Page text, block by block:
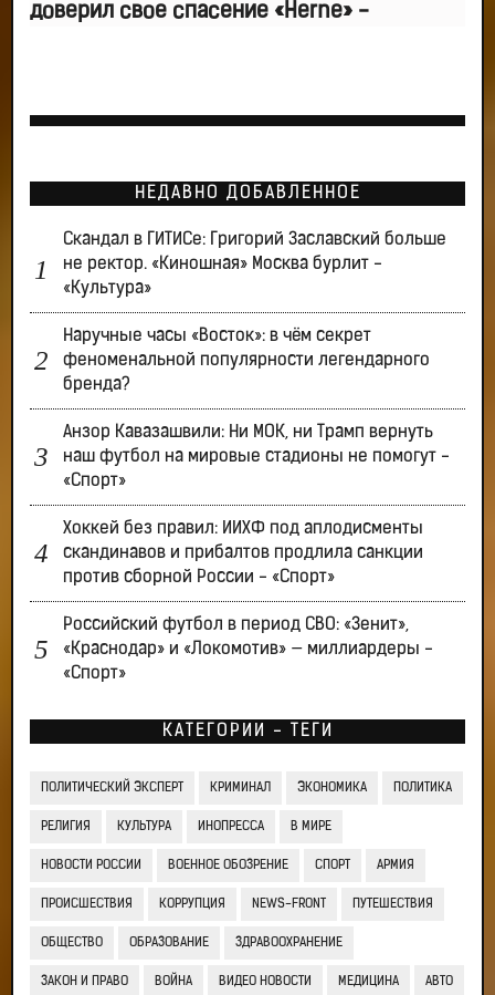
доверил свое спасение «Herne» -
НЕДАВНО ДОБАВЛЕННОЕ
Скандал в ГИТИСе: Григорий Заславский больше
не ректор. «Киношная» Москва бурлит -
«Культура»
Наручные часы «Восток»: в чём секрет
феноменальной популярности легендарного
бренда?
Анзор Кавазашвили: Ни МОК, ни Трамп вернуть
наш футбол на мировые стадионы не помогут -
«Спорт»
Хоккей без правил: ИИХФ под аплодисменты
скандинавов и прибалтов продлила санкции
против сборной России - «Спорт»
Российский футбол в период СВО: «Зенит»,
«Краснодар» и «Локомотив» — миллиардеры -
«Спорт»
КАТЕГОРИИ - ТЕГИ
ПОЛИТИЧЕСКИЙ ЭКСПЕРТ КРИМИНАЛ ЭКОНОМИКА ПОЛИТИКА
РЕЛИГИЯ КУЛЬТУРА ИНОПРЕССА В МИРЕ
НОВОСТИ РОССИИ ВОЕННОЕ ОБОЗРЕНИЕ СПОРТ АРМИЯ
ПРОИСШЕСТВИЯ КОРРУПЦИЯ NEWS-FRONT ПУТЕШЕСТВИЯ
ОБЩЕСТВО ОБРАЗОВАНИЕ ЗДРАВООХРАНЕНИЕ
ЗАКОН И ПРАВО ВОЙНА ВИДЕО НОВОСТИ МЕДИЦИНА АВТО